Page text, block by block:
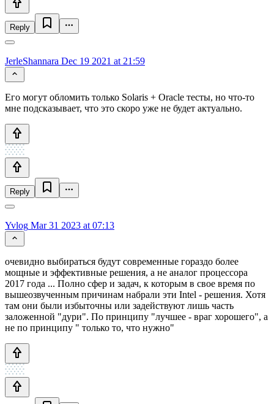
Reply
JerleShannara Dec 19 2021 at 21:59
Его могут обломить только Solaris + Oracle тесты, но что-то
мне подсказывает, что это скоро уже не будет актуально.
Reply
Yvlog Mar 31 2023 at 07:13
очевидно выбираться будут современные гораздо более
мощные и эффективные решения, а не аналог процессора
2017 года ... Полно сфер и задач, к которым в свое время по
вышеозвученным причинам набрали эти Intel - решения. Хотя
там они были избыточны или задействуют лишь часть
заложенной "дури". По принципу "лучшее - враг хорошего", а
не по принципу " только то, что нужно"